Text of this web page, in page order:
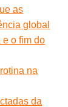
as
global
e o fim do
na
da